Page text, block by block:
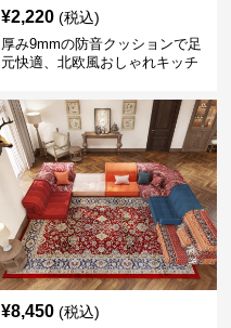
¥2,220 (税込)
厚み9mmの防音クッションで足
元快適、北欧風おしゃれキッチ
¥8,450 (税込)